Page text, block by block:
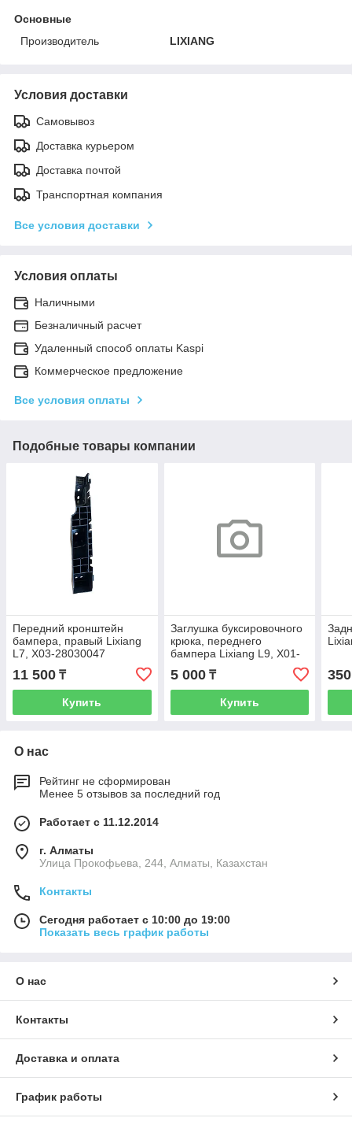
Основные
Производитель
LIXIANG
Условия доставки
Самовывоз
Доставка курьером
Доставка почтой
Транспортная компания
Все условия доставки
Условия оплаты
Наличными
Безналичный расчет
Удаленный способ оплаты Kaspi
Коммерческое предложение
Все условия оплаты
Подобные товары компании
Передний кронштейн
бампера, правый Lixiang
L7, X03-28030047
11 500 ₸
Купить
Заглушка буксировочного
крюка, переднего
бампера Lixiang L9, X01-
28030014, X01-28030105
5 000₸
Купить
О нас
Рейтинг не сформирован
Менее 5 отзывов за последний год
Работает с 11.12.2014
г. Алматы
​Улица Прокофьева, 244, Алматы, Казахстан
Контакты
Сегодня работает с 10:00 до 19:00
Показать весь график работы
О нас
Контакты
Доставка и оплата
График работы